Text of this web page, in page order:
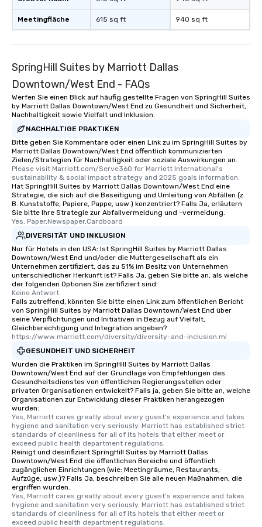
remember to submit
date any dietary
allergies for anyone
than desirable table.
What’s more, your
a special warm
from the restaurant
be printed featuring
which can be an
those Instagram
For added ease, we
for groups that desire
experience, we can
an evening helicopter
Memorable
Smacking Foodie
to gather and dine
experienced, and all
last. It’s an
will reminisce about
leave. Location, Location, Location
convenient and
experience is
walking distance of
short stroll allows
members a chance to
networking
heading to the next
Meetingfläche 615 sq ft 940 sq ft
SpringHill Suites by Marriott Dallas
Downtown/West End - FAQs
Werfen Sie einen Blick auf häufig gestellte Fragen von SpringHill Suites
by Marriott Dallas Downtown/West End zu Gesundheit und Sicherheit,
Nachhaltigkeit sowie Vielfalt und Inklusion.
NACHHALTIGE PRAKTIKEN
Bitte geben Sie Kommentare oder einen Link zu im SpringHill Suites by
Marriott Dallas Downtown/West End öffentlich kommunizierten
Zielen/Strategien für Nachhaltigkeit oder soziale Auswirkungen an.
Please visit Marriott.com/Serve360 for Marriott International's
sustainability & social impact strategy and 2025 goals information.
Hat SpringHill Suites by Marriott Dallas Downtown/West End eine
Strategie, die sich auf die Beseitigung und Umleitung von Abfällen (z.
B. Kunststoffe, Papiere, Pappe, usw.) konzentriert? Falls Ja, erläutern
Sie bitte Ihre Strategie zur Abfallvermeidung und -vermeidung.
Yes, Paper,Newspaper,Cardboard
DIVERSITÄT UND INKLUSION
Nur für Hotels in den USA: Ist SpringHill Suites by Marriott Dallas
Downtown/West End und/oder die Muttergesellschaft als ein
Unternehmen zertifiziert, das zu 51% im Besitz von Unternehmen
unterschiedlicher Herkunft ist? Falls Ja, geben Sie bitte an, als welche
der folgenden Optionen Sie zertifiziert sind:
Keine Antwort.
Falls zutreffend, könnten Sie bitte einen Link zum öffentlichen Bericht
von SpringHill Suites by Marriott Dallas Downtown/West End über
seine Verpflichtungen und Initiativen in Bezug auf Vielfalt,
Gleichberechtigung und Integration angeben?
https://www.marriott.com/diversity/diversity-and-inclusion.mi
GESUNDHEIT UND SICHERHEIT
Wurden die Praktiken im SpringHill Suites by Marriott Dallas
Downtown/West End auf der Grundlage von Empfehlungen des
Gesundheitsdienstes von öffentlichen Regierungsstellen oder
privaten Organisationen entwickelt? Falls ja, geben Sie bitte an, welche
Organisationen zur Entwicklung dieser Praktiken herangezogen
wurden:
Yes, Marriott cares greatly about every guest's experience and takes
hygiene and sanitation very seriously. Marriott has established strict
standards of cleanliness for all of its hotels that either meet or
exceed public health department regulations.
Reinigt und desinfiziert SpringHill Suites by Marriott Dallas
Downtown/West End die öffentlichen Bereiche und öffentlich
zugänglichen Einrichtungen (wie: Meetingräume, Restaurants,
Aufzüge, usw.)? Falls Ja, beschreiben Sie alle neuen Maßnahmen, die
ergriffen wurden.
Yes, Marriott cares greatly about every guest's experience and takes
hygiene and sanitation very seriously. Marriott has established strict
standards of cleanliness for all of its hotels that either meet or
exceed public health department regulations.